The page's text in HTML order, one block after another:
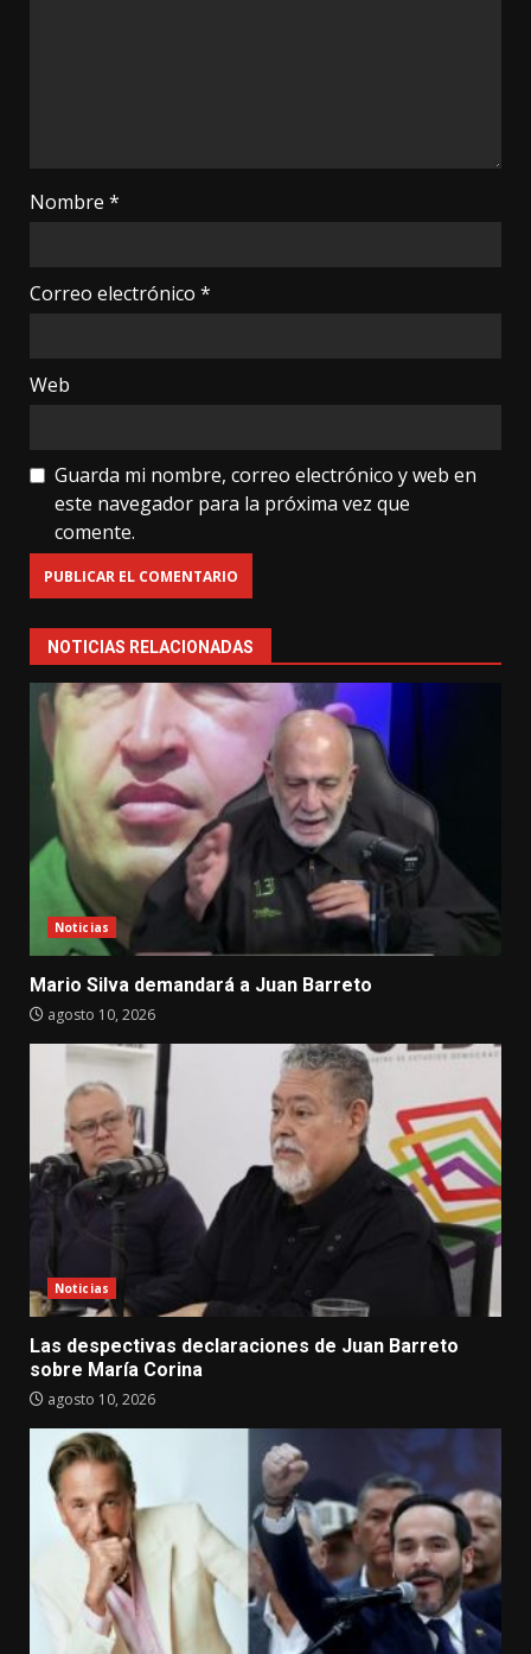
Nombre *
Correo electrónico *
Web
Guarda mi nombre, correo electrónico y web en
este navegador para la próxima vez que
comente.
NOTICIAS RELACIONADAS
Noticias
Mario Silva demandará a Juan Barreto
agosto 10, 2026
Noticias
Las despectivas declaraciones de Juan Barreto
sobre María Corina
agosto 10, 2026